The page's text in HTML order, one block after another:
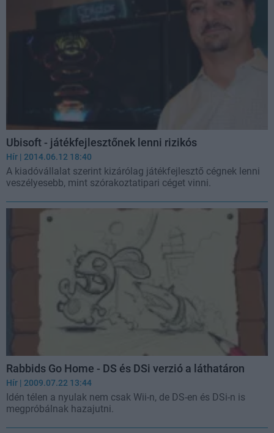
Ubisoft - játékfejlesztőnek lenni rizikós
Hír | 2014.06.12 18:40
A kiadóvállalat szerint kizárólag játékfejlesztő cégnek lenni
veszélyesebb, mint szórakoztatipari céget vinni.
Rabbids Go Home - DS és DSi verzió a láthatáron
Hír | 2009.07.22 13:44
Idén télen a nyulak nem csak Wii-n, de DS-en és DSi-n is
megpróbálnak hazajutni.